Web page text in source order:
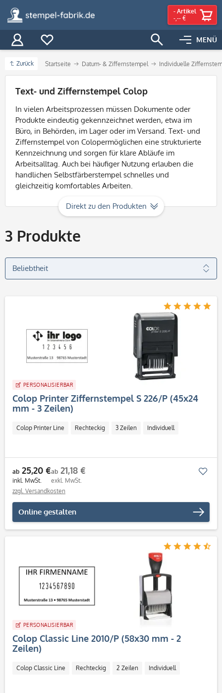
MENÜ
- Artikel
-,-- €
Zurück Startseite Datum- & Ziffernstempel Individuelle
Filter
Text- und Ziffernstempel Colop
In vielen Arbeitsprozessen müssen Dokumente oder
Produkte eindeutig gekennzeichnet werden, etwa im
Büro, in Behörden, im Lager oder im Versand. Text- und
Ziffernstempel von Colopermöglichen eine strukturierte
Kennzeichnung und sorgen für klare Abläufe im
Arbeitsalltag. Auch bei häufiger Nutzung erlauben die
handlichen Selbstfärberstempel schnelles und
gleichzeitig komfortables Arbeiten.
Direkt zu den Produkten
3 Produkte
PERSONALISIERBAR
Colop Printer Ziffernstempel S 226/P (45x24
mm - 3 Zeilen)
Colop Printer Line Rechteckig 3 Zeilen Individuell
ab 25,20 €
inkl. MwSt.
ab 21,18 €
exkl. MwSt.
zzgl. Versandkosten
Online gestalten
PERSONALISIERBAR
Colop Classic Line 2010/P (58x30 mm - 2
Zeilen)
Colop Classic Line Rechteckig 2 Zeilen Individuell